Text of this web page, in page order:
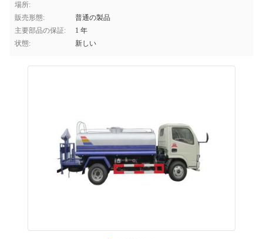
場所:
販売形態:
普通の製品
主要部品の保証:
1 年
状態:
新しい